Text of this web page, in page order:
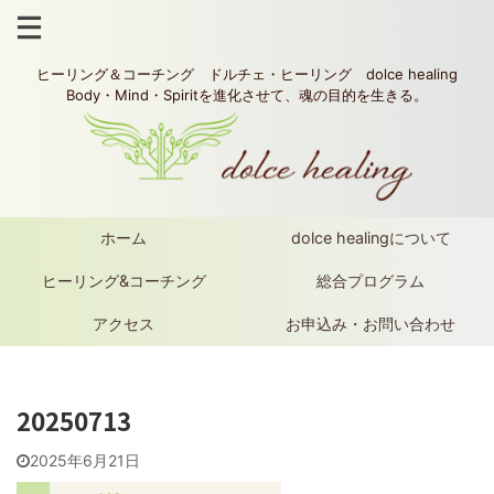
ヒーリング＆コーチング ドルチェ・ヒーリング dolce healing
Body・Mind・Spiritを進化させて、魂の目的を生きる。
ホーム dolce healingについて
ヒーリング&コーチング 総合プログラム
アクセス お申込み・お問い合わせ
20250713
2025年6月21日